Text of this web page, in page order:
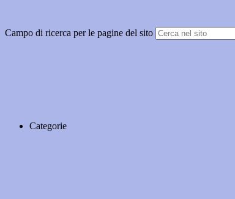
Campo di ricerca per le pagine del sito
Categorie